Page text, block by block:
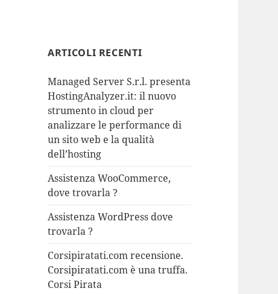
ARTICOLI RECENTI
Managed Server S.r.l. presenta
HostingAnalyzer.it: il nuovo
strumento in cloud per
analizzare le performance di
un sito web e la qualità
dell’hosting
Assistenza WooCommerce,
dove trovarla ?
Assistenza WordPress dove
trovarla ?
Corsipiratati.com recensione.
Corsipiratati.com è una truffa.
Corsi Pirata